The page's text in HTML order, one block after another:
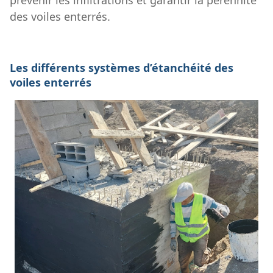
des voiles enterrés.
Les différents systèmes d’étanchéité des
voiles enterrés